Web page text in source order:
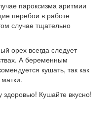
пароксизма аритмии
перебои в работе
случае тщательно
орех всегда следует
А беременным
кушать, так как
здоровью! Кушайте вкусно!